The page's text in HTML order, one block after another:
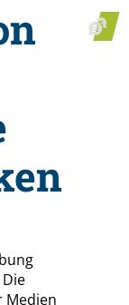
Medien